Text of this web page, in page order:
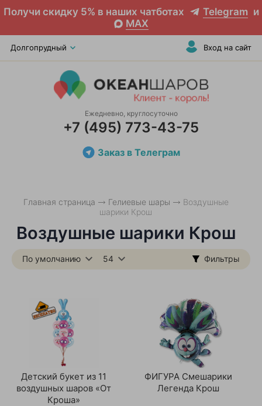
Получи скидку 5% в наших чатботах Telegram и
MAX
Долгопрудный Вход на сайт
Ежедневно, круглосуточно
+7 (495) 773-43-75
Заказ в Телеграм
Главная страница Гелиевые шары
Воздушные
шарики Крош
Воздушные шарики Крош
Фильтры
По умолчанию 54
Детский букет из 11
воздушных шаров «От
Кроша»
ФИГУРА Смешарики
Легенда Крош